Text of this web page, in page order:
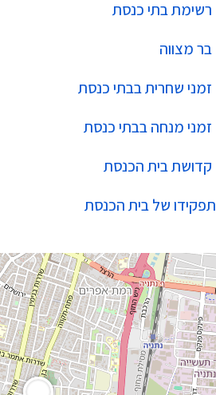
רשימת בתי כנסת
בר מצווה
זמני שחרית בבתי כנסת
זמני מנחה בבתי כנסת
קדושת בית הכנסת
תפקידו של בית הכנסת